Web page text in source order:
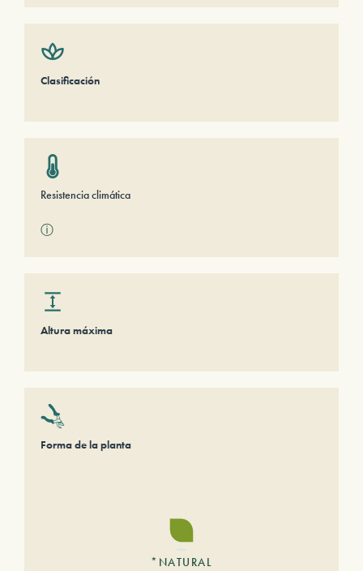
Clasificación
Resistencia climática
ⓘ
Altura máxima
Forma de la planta
*NATURAL